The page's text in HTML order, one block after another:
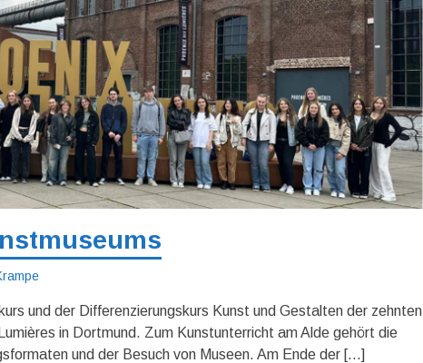
und der Differenzierungskurs Kunst und Gestalten der zehnten
in Dortmund. Zum Kunstunterricht am Alde gehört die
und der Besuch von Museen. Am Ende der […]